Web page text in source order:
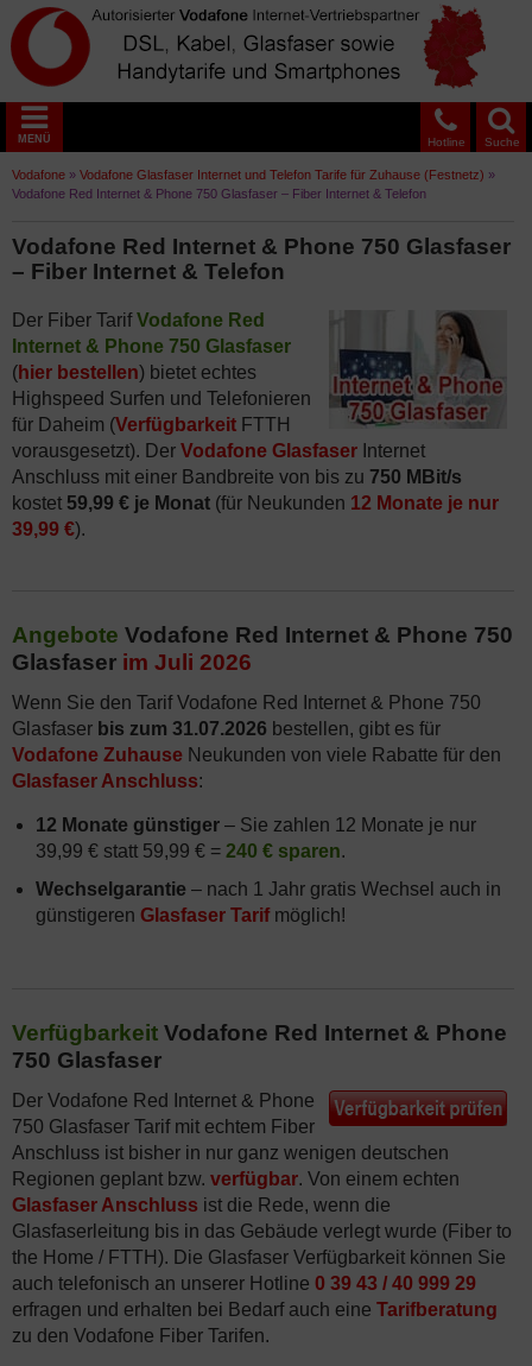
Suche
Hotline
MENÜ
Vodafone » Vodafone Glasfaser Internet und Telefon Tarife für Zuhause (Festnetz) »
Vodafone Red Internet & Phone 750 Glasfaser – Fiber Internet & Telefon
Vodafone Red Internet & Phone 750 Glasfaser
– Fiber Internet & Telefon
Der Fiber TarifVodafone Red
Internet & Phone 750 Glasfaser
(hier bestellen) bietet echtes
Highspeed Surfen und Telefonieren
für Daheim (Verfügbarkeit FTTH
vorausgesetzt). Der Vodafone Glasfaser Internet
Anschluss mit einer Bandbreite von bis zu 750 MBit/s
kostet 59,99 € je Monat (für Neukunden 12 Monate je nur
39,99 €).
Angebote Vodafone Red Internet & Phone 750
Glasfaser im Juli 2026
Wenn Sie den Tarif Vodafone Red Internet & Phone 750
Glasfaser bis zum 31.07.2026 bestellen, gibt es für
Vodafone Zuhause Neukunden von viele Rabatte für den
Glasfaser Anschluss:
12 Monate günstiger – Sie zahlen 12 Monate je nur
39,99 € statt 59,99 € = 240 € sparen.
Wechselgarantie – nach 1 Jahr gratis Wechsel auch in
günstigeren Glasfaser Tarifmöglich!
Verfügbarkeit Vodafone Red Internet & Phone
750 Glasfaser
Der Vodafone Red Internet & Phone
750 Glasfaser Tarif mit echtem Fiber
Anschluss ist bisher in nur ganz wenigen deutschen
Regionen geplant bzw. verfügbar. Von einem echten
Glasfaser Anschluss ist die Rede, wenn die
Glasfaserleitung bis in das Gebäude verlegt wurde (Fiber to
the Home / FTTH). Die Glasfaser Verfügbarkeit können Sie
auch telefonisch an unserer Hotline 0 39 43 / 40 999 29
erfragen und erhalten bei Bedarf auch eine Tarifberatung
zu den Vodafone Fiber Tarifen.